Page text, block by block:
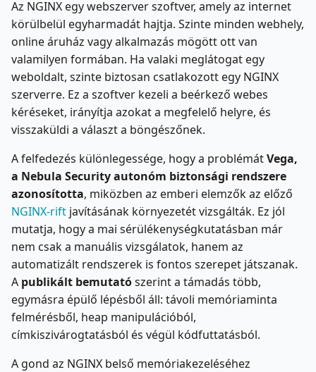
Az NGINX egy webszerver szoftver, amely az internet
körülbelül egyharmadát hajtja. Szinte minden webhely,
online áruház vagy alkalmazás mögött ott van
valamilyen formában. Ha valaki meglátogat egy
weboldalt, szinte biztosan csatlakozott egy NGINX
szerverre. Ez a szoftver kezeli a beérkező webes
kéréseket, irányítja azokat a megfelelő helyre, és
visszaküldi a választ a böngészőnek.
A felfedezés különlegessége, hogy a problémátVega,
a Nebula Security autonóm biztonsági rendszere
azonosította, miközben az emberi elemzők az előző
NGINX-rift javításának környezetét vizsgálták. Ez jól
mutatja, hogy a mai sérülékenységkutatásban már
nem csak a manuális vizsgálatok, hanem az
automatizált rendszerek is fontos szerepet játszanak.
A publikált bemutatószerint a támadás több,
egymásra épülő lépésből áll: távoli memóriaminta
felmérésből, heap manipulációból,
címkiszivárogtatásból és végül kódfuttatásból.
A gond az NGINX belső memóriakezeléséhez